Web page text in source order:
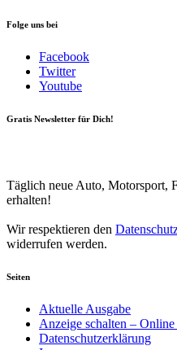
Folge uns bei
Facebook
Twitter
Youtube
Gratis Newsletter für Dich!
Täglich neue Auto, Motorsport,
erhalten!
Wir respektieren den
widerrufen werden.
Seiten
Aktuelle Ausgabe
Anzeige schalten –
Datenschutzerklärung